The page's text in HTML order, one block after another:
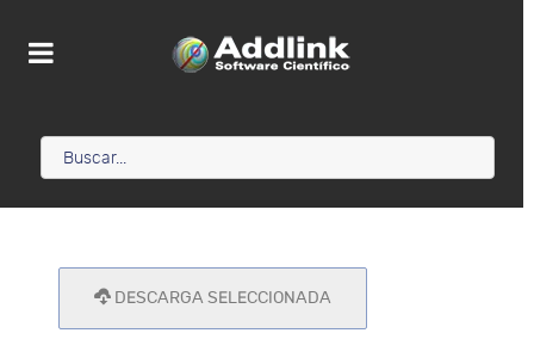
DESCARGA SELECCIONADA